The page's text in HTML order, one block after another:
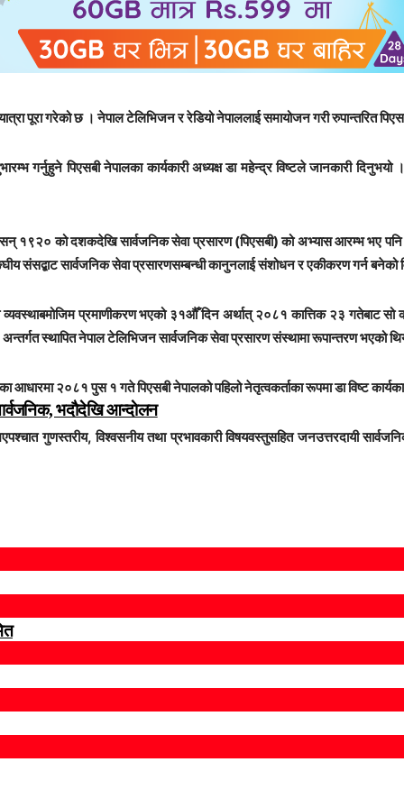
भदाैदेखि आन्दाेलन
पूरा गरेको छ । नेपाल टेलिभिजन र रेडियो नेपाललाई समायोजन गरी रुपान्तरित
शुभारम्भ गर्नुहुने पिएसबी नेपालका कार्यकारी अध्यक्ष डा महेन्द्र विष्टले जानकारी
१९२० को दशकदेखि सार्वजनिक सेवा प्रसारण (पिएसबी) को अभ्यास आरम्भ भए पनि
संसद्बाट सार्वजनिक सेवा प्रसारणसम्बन्धी कानुनलाई संशोधन र एकीकरण गर्न
प्रमाणीकरण भएको ३१औँ दिन अर्थात् २०८१ कात्तिक २३ गतेबाट सो
स्थापित नेपाल टेलिभिजन सार्वजनिक सेवा प्रसारण संस्थामा रूपान्तरण भएको
२०८१ पुस १ गते पिएसबी नेपालको पहिलो नेतृत्वकर्ताका रूपमा डा विष्ट
गुणस्तरीय, विश्वसनीय तथा प्रभावकारी विषयवस्तुसहित जनउत्तरदायी